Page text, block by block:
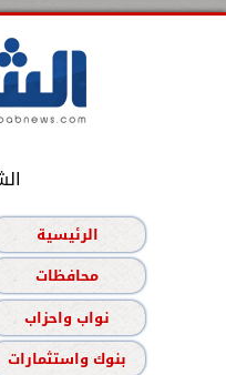
الرئيسية
محافظات
نواب واحزاب
بنوك واستثمارات